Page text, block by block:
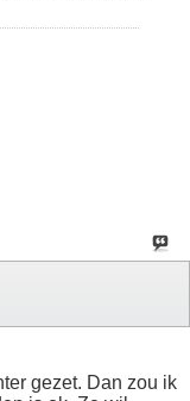
gezet. Dan zou ik